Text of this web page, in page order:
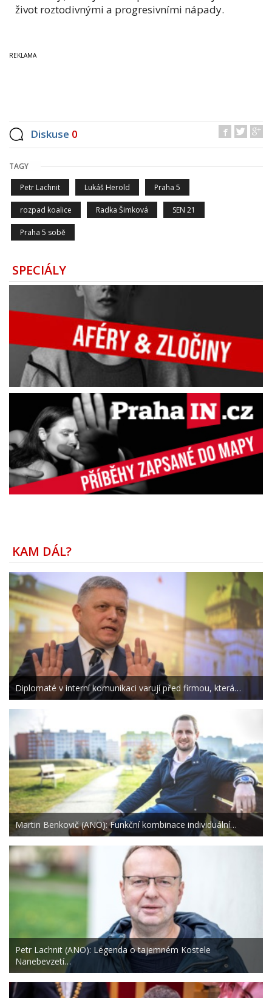
život roztodivnými a progresivními nápady.
Diskuse 0
TAGY
Petr Lachnit Lukáš Herold Praha 5
rozpad koalice Radka Šimková SEN 21
Praha 5 sobě
SPECIÁLY
KAM DÁL?
Diplomaté v interní komunikaci varují před firmou, která…
Martin Benkovič (ANO): Funkční kombinace individuální…
Petr Lachnit (ANO): Legenda o tajemném Kostele
Nanebevzetí…